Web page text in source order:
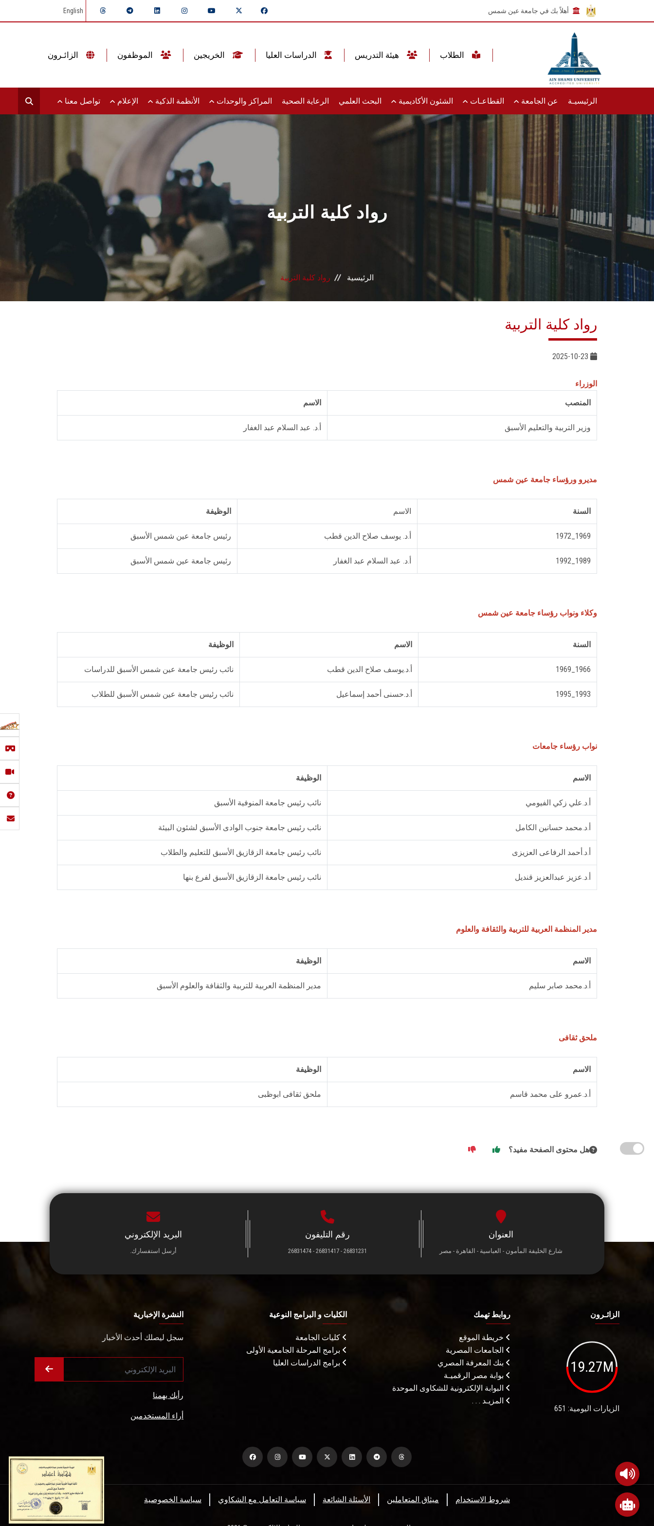
أهلاً بك في جامعة عين شمس English
الرئيسيـة عن الجامعة القطاعـات الشئون الأكاديمية البحث العلمي الرعاية الصحية المراكز والوحدات الأنظمة الذكية الإعلام تواصل معنا
رواد كلية التربية
الرئيسية رواد كلية التربية
رواد كلية التربية
الوزراء
المنصب الاسم
وزير التربية والتعليم الأسبق أ.د. عبد السلام عبد الغفار
مديرو ورؤساء جامعة عين شمس
السنة الاسم الوظيفة
1969_1972 أ.د. يوسف صلاح الدين قطب رئيس جامعة عين شمس الأسبق
1989_1992 أ.د. عبد السلام عبد الغفار رئيس جامعة عين شمس الأسبق
وكلاء ونواب رؤساء جامعة عين شمس
السنة الاسم الوظيفة
1966_1969 أ.د.يوسف صلاح الدين قطب نائب رئيس جامعة عين شمس الأسبق للدراسات
1993_1995 أ.د.حسنى أحمد إسماعيل نائب رئيس جامعة عين شمس الأسبق للطلاب
نواب رؤساء جامعات
الاسم الوظيفة
أ.د.علي زكي الفيومي نائب رئيس جامعة المنوفية الأسبق
أ.د.محمد حسانين الكامل نائب رئيس جامعة جنوب الوادى الأسبق لشئون البيئة
أ.د.أحمد الرفاعى العزيزى نائب رئيس جامعة الزقازيق الأسبق للتعليم والطلاب
أ.د.عزيز عبدالعزيز قنديل نائب رئيس جامعة الزقازيق الأسبق لفرع بنها
مدير المنظمة العربية للتربية والثقافة والعلوم
الاسم الوظيفة
أ.د.محمد صابر سليم مدير المنظمة العربية للتربية والثقافة والعلوم الأسبق
ملحق ثقافى
الاسم الوظيفة
أ.د.عمرو على محمد قاسم ملحق ثقافى ابوظبى
هل محتوى الصفحة مفيد؟
العنوان
شارع الخليفة المأمون - العباسية - القاهرة - مصر
رقم التليفون
26831231 - 26831417 - 26831474
البريد الإلكتروني
أرسل استفسارك.
الزائـرون
19.27M
الزيارات اليومية: 651
روابط تهمك
خريطة الموقع
الجامعات المصرية
بنك المعرفة المصري
بوابة مصر الرقميـة
البوابة الإلكترونية للشكاوى الموحدة
المزيـد . . .
الكليات و البرامج النوعية
كليات الجامعة
برامج المرحلة الجامعية الأولى
برامج الدراسات العليا
النشرة الإخبارية
سجل ليصلك أحدث الأخبار
رأيك يهمنا
أراء المستخدمين
سياسة الخصوصية سياسة التعامل مع الشكاوي الأسئلة الشائعة ميثاق المتعاملين شروط الاستخدام